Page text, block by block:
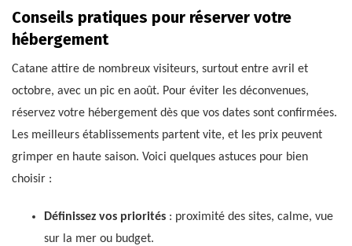
Conseils pratiques pour réserver votre
hébergement
Catane attire de nombreux visiteurs, surtout entre avril et
octobre, avec un pic en août. Pour éviter les déconvenues,
réservez votre hébergement dès que vos dates sont confirmées.
Les meilleurs établissements partent vite, et les prix peuvent
grimper en haute saison. Voici quelques astuces pour bien
choisir :
Définissez vos priorités: proximité des sites, calme, vue
sur la mer ou budget.